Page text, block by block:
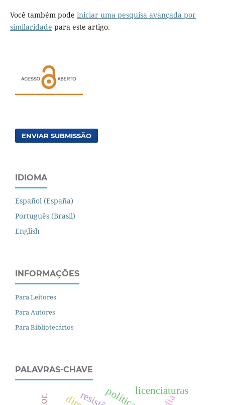
Você também pode iniciar uma pesquisa avançada por
similaridade para este artigo.
ENVIAR SUBMISSÃO
IDIOMA
Español (España)
Português (Brasil)
English
INFORMAÇÕES
Para Leitores
Para Autores
Para Bibliotecários
PALAVRAS-CHAVE
licenciaturas